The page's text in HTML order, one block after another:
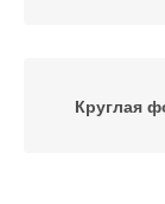
Круглая